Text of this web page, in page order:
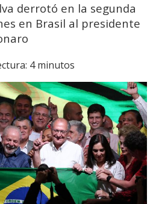
derrotó en la segunda
en Brasil al presidente
4 minutos